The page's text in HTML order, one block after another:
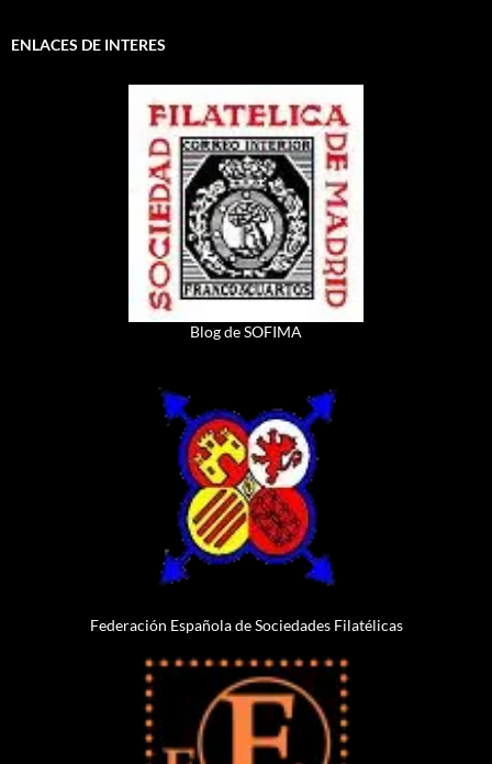
ENLACES DE INTERES
Blog de SOFIMA
Federación Española de Sociedades Filatélicas